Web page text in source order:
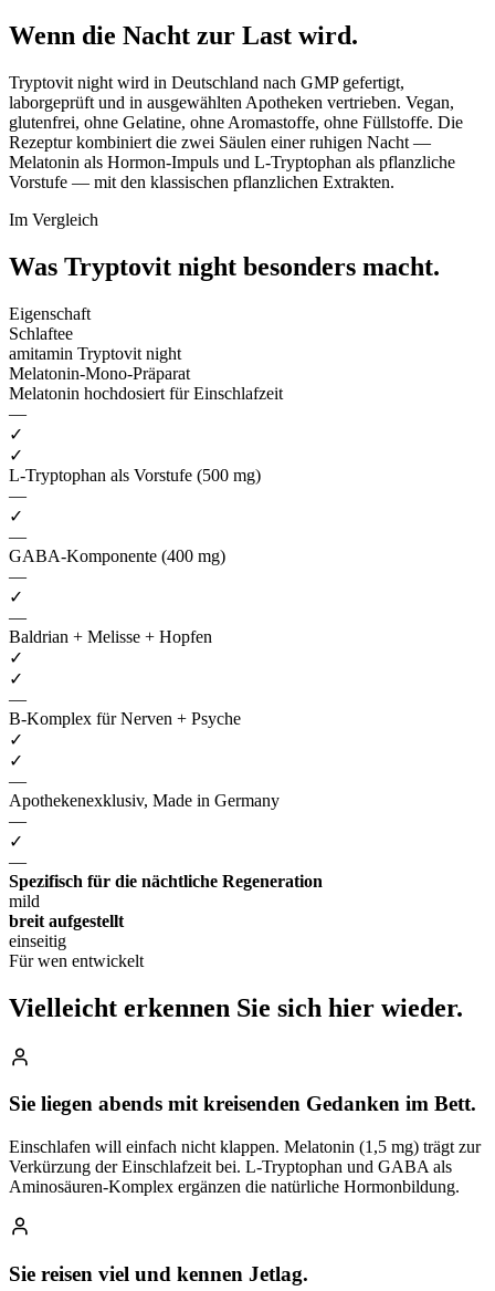
Wenn die Nacht zur Last wird.
Tryptovit night wird in Deutschland nach GMP gefertigt,
laborgeprüft und in ausgewählten Apotheken vertrieben. Vegan,
glutenfrei, ohne Gelatine, ohne Aromastoffe, ohne Füllstoffe. Die
Rezeptur kombiniert die zwei Säulen einer ruhigen Nacht —
Melatonin als Hormon-Impuls und L-Tryptophan als pflanzliche
Vorstufe — mit den klassischen pflanzlichen Extrakten.
Im Vergleich
Was Tryptovit night besonders macht.
Eigenschaft
Schlaftee
amitamin Tryptovit night
Melatonin-Mono-Präparat
Melatonin hochdosiert für Einschlafzeit
—
✓
✓
L-Tryptophan als Vorstufe (500 mg)
—
✓
—
GABA-Komponente (400 mg)
—
✓
—
Baldrian + Melisse + Hopfen
✓
✓
—
B-Komplex für Nerven + Psyche
✓
✓
—
Apothekenexklusiv, Made in Germany
—
✓
—
Spezifisch für die nächtliche Regeneration
mild
breit aufgestellt
einseitig
Für wen entwickelt
Vielleicht erkennen Sie sich hier wieder.
Sie liegen abends mit kreisenden Gedanken im Bett.
Einschlafen will einfach nicht klappen. Melatonin (1,5 mg) trägt zur
Verkürzung der Einschlafzeit bei. L-Tryptophan und GABA als
Aminosäuren-Komplex ergänzen die natürliche Hormonbildung.
Sie reisen viel und kennen Jetlag.